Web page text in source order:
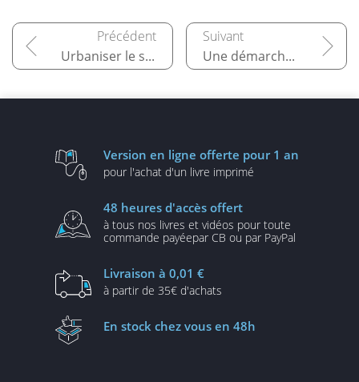
Urbaniser le système d’information Une démarche numérique responsable
Version en ligne offerte pour 1 an
pour l'achat d'un livre imprimé
48 heures d'accès offert
à tous nos livres et vidéos pour toute
commande payéepar CB ou par PayPal
Livraison à 0,01 €
à partir de 35€ d'achats
En stock chez vous en 48h